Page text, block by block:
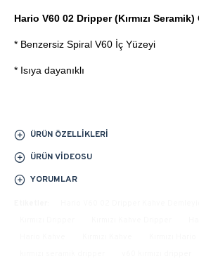
Hario V60 02 Dripper (Kırmızı
* Benzersiz Spiral V60 İç Yüzeyi
* Isıya dayanıklı
ÜRÜN ÖZELLIKLERI
ÜRÜN VIDEOSU
YORUMLAR